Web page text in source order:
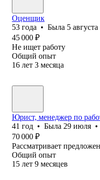
Оценщик
53 года • Была 5 августа
45 000 ₽
Не ищет работу
Общий опыт
16 лет 3 месяца
Юрист, менеджер по
41 год • Была 29 июля •
70 000 ₽
Рассматривает
Общий опыт
15 лет 9 месяцев